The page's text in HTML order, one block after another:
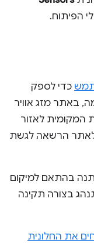
הפיתוח.
כדי לספק
באתר מזג אוויר
המקומית לאזור
הרשאה לגשת
בהתאם למיקום
בצורה תקינה
את החלונית